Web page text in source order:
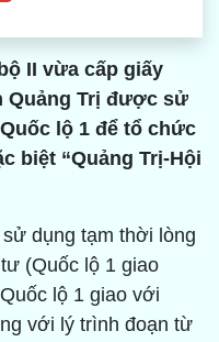
II vừa cấp giấy
Quảng Trị được sử
lộ 1 để tổ chức
biệt “Quảng Trị-Hội
dụng tạm thời lòng
(Quốc lộ 1 giao
lộ 1 giao với
với lý trình đoạn từ